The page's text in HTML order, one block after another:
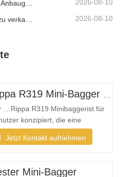
2026-08-10
Chinesische Mini-Bagger zu verkaufen: Wie man einen zuverlässigen Hersteller auswählt 2026-08-10
Rippa R319 Mini-Bagger – 1-Tonnen-Kompaktbagger
…Rippa R319 Minibaggerist für
konzipiert, die eine
kompakte und einfach
Maschine für
Jetzt Kontakt aufnehmen
Mini-Bagger